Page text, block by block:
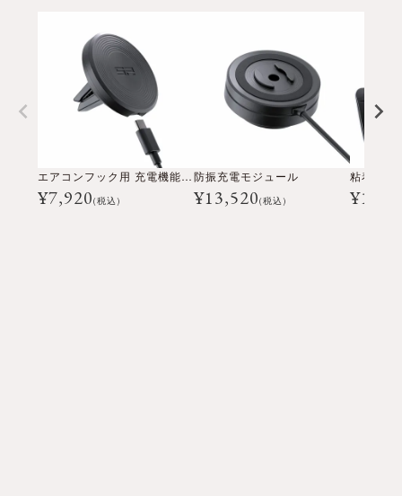
エアコンフック用 充電機能搭載 マグネットマウント
¥7,920(税込)
防振充電モジュール
¥13,520(税込)
粘着式
¥